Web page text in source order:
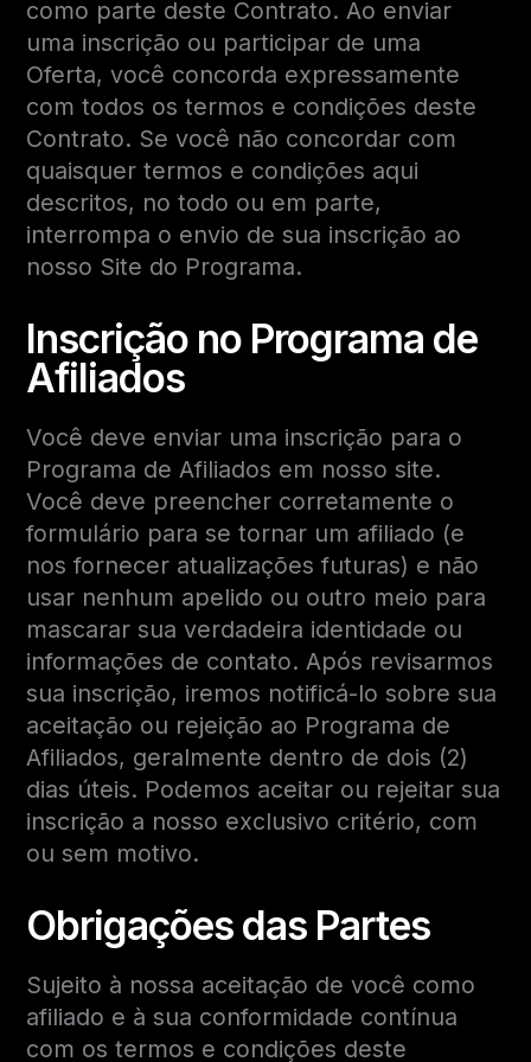
como parte deste Contrato. Ao enviar
uma inscrição ou participar de uma
Oferta, você concorda expressamente
com todos os termos e condições deste
Contrato. Se você não concordar com
quaisquer termos e condições aqui
descritos, no todo ou em parte,
interrompa o envio de sua inscrição ao
nosso Site do Programa.
Inscrição no Programa de
Afiliados
Você deve enviar uma inscrição para o
Programa de Afiliados em nosso site.
Você deve preencher corretamente o
formulário para se tornar um afiliado (e
nos fornecer atualizações futuras) e não
usar nenhum apelido ou outro meio para
mascarar sua verdadeira identidade ou
informações de contato. Após revisarmos
sua inscrição, iremos notificá-lo sobre sua
aceitação ou rejeição ao Programa de
Afiliados, geralmente dentro de dois (2)
dias úteis. Podemos aceitar ou rejeitar sua
inscrição a nosso exclusivo critério, com
ou sem motivo.
Obrigações das Partes
Sujeito à nossa aceitação de você como
afiliado e à sua conformidade contínua
com os termos e condições deste